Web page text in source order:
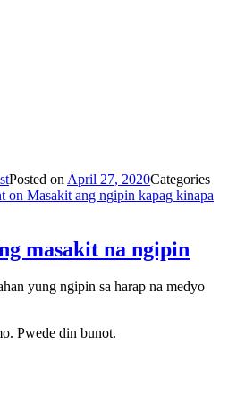
Posted on April 27, 2020Categories
on Masakit ang ngipin kapag kinapa
masakit na ngipin
yung ngipin sa harap na medyo
Pwede din bunot.